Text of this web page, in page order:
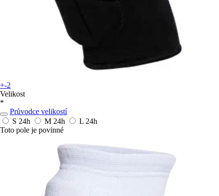
+-2
Velikost
*
Průvodce velikostí
S 24h M 24h L 24h
Toto pole je povinné